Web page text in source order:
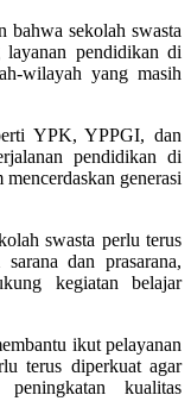
bahwa sekolah swasta
pendidikan di
wilayah yang masih
YPK, YPPGI, dan
pendidikan di
generasi
swasta perlu terus
dan prasarana,
kegiatan belajar
ikut pelayanan
terus diperkuat agar
kualitas